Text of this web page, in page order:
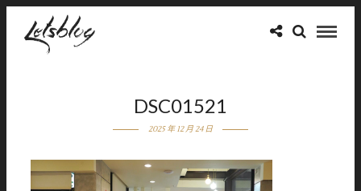
DSC01521
2025 年 12 月 24 日